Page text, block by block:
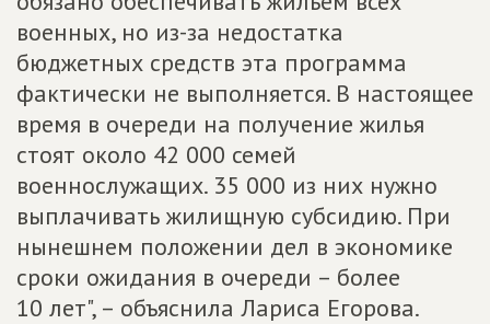
военных, но из-за недостатка
бюджетных средств эта программа
фактически не выполняется. В настоящее
время в очереди на получение жилья
стоят около 42 000 семей
военнослужащих. 35 000 из них нужно
выплачивать жилищную субсидию. При
нынешнем положении дел в экономике
сроки ожидания в очереди – более
10 лет", – объяснила Лариса Егорова.